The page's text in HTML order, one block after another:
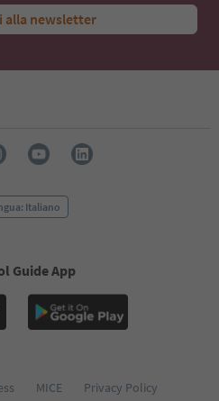
alla newsletter
Italiano
Guide App
MICE
Privacy Policy